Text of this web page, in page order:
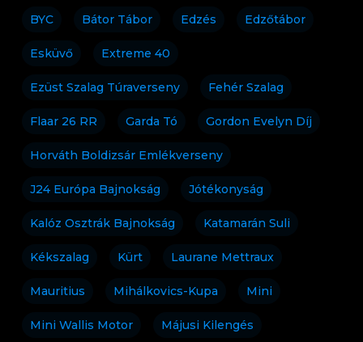
BYC Bátor Tábor Edzés Edzőtábor
Esküvő Extreme 40
Ezüst Szalag Túraverseny Fehér Szalag
Flaar 26 RR Garda Tó Gordon Evelyn Díj
Horváth Boldizsár Emlékverseny
J24 Európa Bajnokság Jótékonyság
Kalóz Osztrák Bajnokság Katamarán Suli
Kékszalag Kürt Laurane Mettraux
Mauritius Mihálkovics-Kupa Mini
Mini Wallis Motor Májusi Kilengés